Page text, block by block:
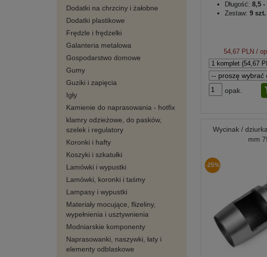
Dodatki na chrzciny i żałobne
Dodatki plastikowe
Frędzle i frędzelki
Galanteria metalowa
Gospodarstwo domowe
Gumy
Guziki i zapięcia
Igły
Kamienie do naprasowania - hotfix
klamry odzieżowe, do pasków,
szelek i regulatory
Koronki i hafty
Koszyki i szkatułki
Lamówki i wypustki
Lamówki, koronki i taśmy
Lampasy i wypustki
Materiały mocujące, flizeliny,
wypełnienia i usztywnienia
Modniarskie komponenty
Naprasowanki, naszywki, łaty i
elementy odblaskowe
Długość: 8,5 -
Zestaw: 9 szt.
54,67 PLN /
opak.
Wycinak /
mm
-25%